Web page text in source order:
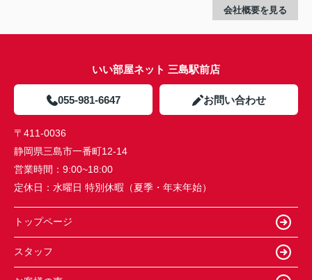
会社概要を見る
いい部屋ネット 三島駅前店
055-981-6647 お問い合わせ
〒411-0036
静岡県三島市一番町12-14
営業時間： 9:00~18:00
定休日： 水曜日 特別休暇（夏季・年末年始）
トップページ
スタッフ